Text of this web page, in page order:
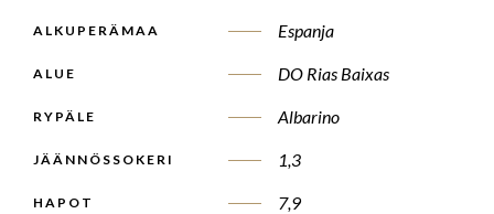
ALKUPERÄMAA Espanja
ALUE DO Rias Baixas
RYPÄLE Albarino
JÄÄNNÖSSOKERI 1,3
HAPOT 7,9